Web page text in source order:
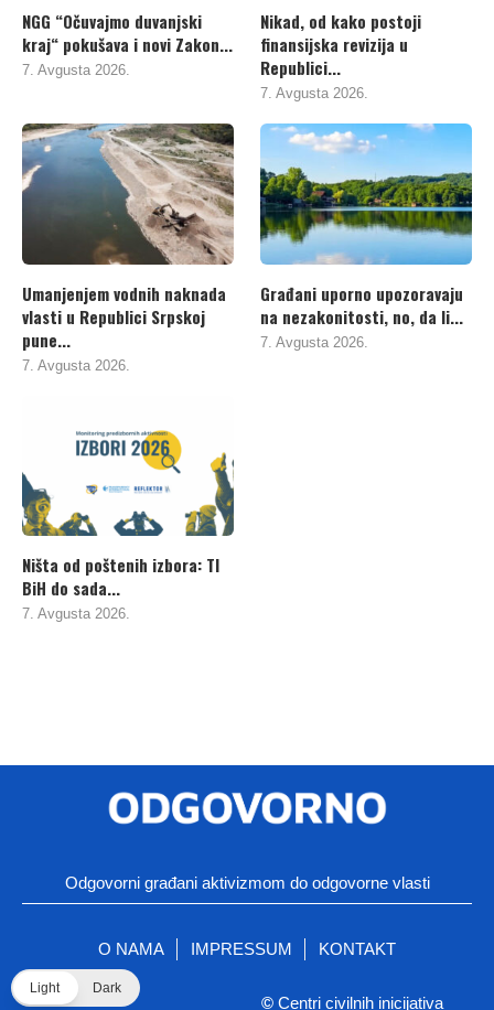
NGG “Očuvajmo duvanjski
kraj“ pokušava i novi Zakon...
7. Avgusta 2026.
Nikad, od kako postoji
finansijska revizija u
Republici...
7. Avgusta 2026.
Umanjenjem vodnih naknada
vlasti u Republici Srpskoj
pune...
7. Avgusta 2026.
Građani uporno upozoravaju
na nezakonitosti, no, da li...
7. Avgusta 2026.
Ništa od poštenih izbora: TI
BiH do sada...
7. Avgusta 2026.
Odgovorni građani aktivizmom do odgovorne vlasti
O NAMA IMPRESSUM KONTAKT
© Centri civilnih inicijativa
Light Dark